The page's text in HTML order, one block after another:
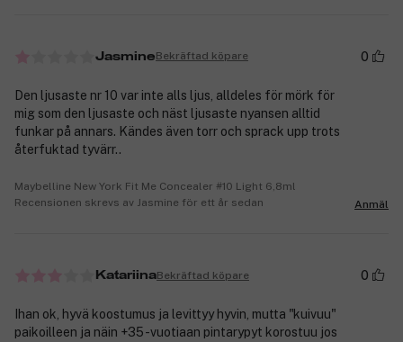
JasmineBekräftad köpare 0
Den ljusaste nr 10 var inte alls ljus, alldeles för mörk för
mig som den ljusaste och näst ljusaste nyansen alltid
funkar på annars. Kändes även torr och sprack upp trots
återfuktad tyvärr..
Maybelline New York Fit Me Concealer #10 Light 6,8ml
Recensionen skrevs av Jasmine för ett år sedan
Anmäl
KatariinaBekräftad köpare 0
Ihan ok, hyvä koostumus ja levittyy hyvin, mutta "kuivuu"
paikoilleen ja näin +35 -vuotiaan pintarypyt korostuu jos